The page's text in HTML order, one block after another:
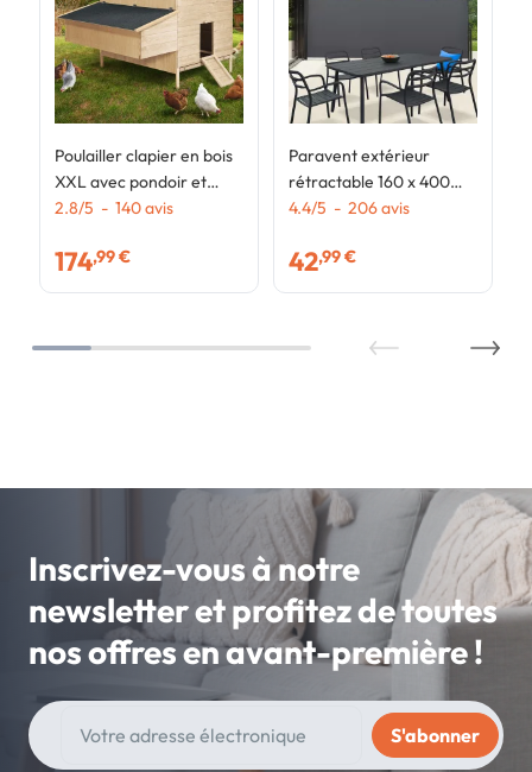
Poulailler clapier en bois
XXL avec pondoir et
tiroir à déjections 6
2.8/5 - 140avis
174,99 €
Paravent extérieur
rétractable 160 x 400
CM gris anthracite store
4.4/5 - 206avis
42,99 €
Inscrivez-vous à notre
newsletter et profitez de toutes
nos offres en avant-première !